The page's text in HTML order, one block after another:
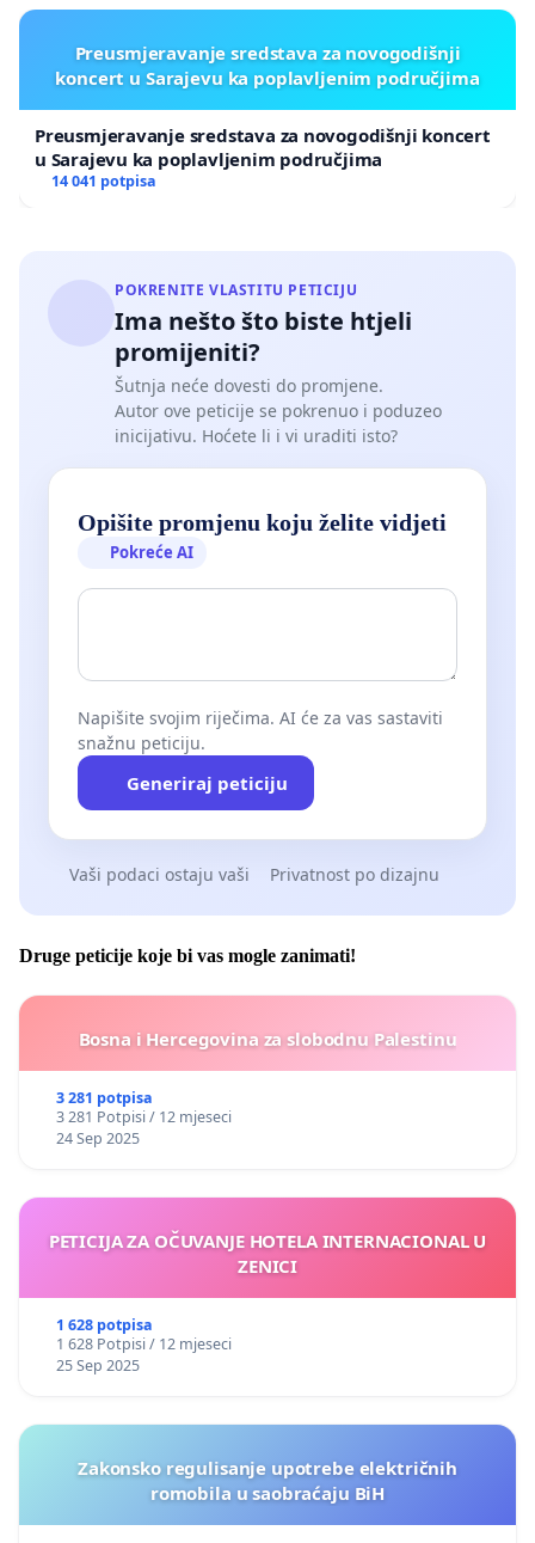
Preusmjeravanje sredstava za novogodišnji
koncert u Sarajevu ka poplavljenim područjima
Preusmjeravanje sredstava za novogodišnji koncert
u Sarajevu ka poplavljenim područjima
14 041 potpisa
POKRENITE VLASTITU PETICIJU
Ima nešto što biste htjeli
promijeniti?
Šutnja neće dovesti do promjene.
Autor ove peticije se pokrenuo i poduzeo
inicijativu. Hoćete li i vi uraditi isto?
Opišite promjenu koju želite vidjeti
Pokreće AI
Napišite svojim riječima. AI će za vas sastaviti
snažnu peticiju.
Generiraj peticiju
Vaši podaci ostaju vaši Privatnost po dizajnu
Druge peticije koje bi vas mogle zanimati!
Bosna i Hercegovina za slobodnu Palestinu
3 281 potpisa
3 281 Potpisi / 12 mjeseci
24 Sep 2025
PETICIJA ZA OČUVANJE HOTELA INTERNACIONAL U
ZENICI
1 628 potpisa
1 628 Potpisi / 12 mjeseci
25 Sep 2025
Zakonsko regulisanje upotrebe električnih
romobila u saobraćaju BiH